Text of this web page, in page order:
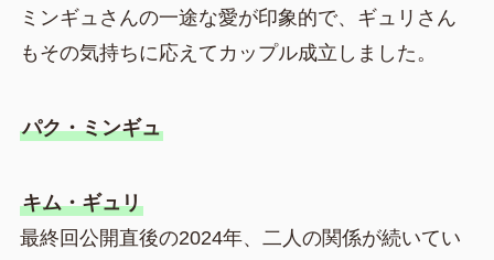
ミンギュさんの一途な愛が印象的で、ギュリさん
もその気持ちに応えてカップル成立しました。
パク・ミンギュ
キム・ギュリ
最終回公開直後の2024年、二人の関係が続いてい